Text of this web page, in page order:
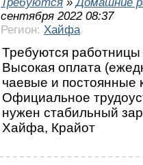
сентября 2022 08:37
Регион: Хайфа
Требуются работницы
Высокая оплата
чаевые и постоянные
Официальное
нужен стабильный
Хайфа, Крайот